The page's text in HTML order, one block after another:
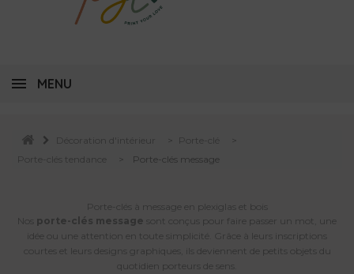
MENU
Décoration d'intérieur Porte-clé
Porte-clés tendance
Porte-clés message
Porte-clés à message en plexiglas et bois
Nos porte-clés message sont conçus pour faire passer un mot, une
idée ou une attention en toute simplicité. Grâce à leurs inscriptions
courtes et leurs designs graphiques, ils deviennent de petits objets du
quotidien porteurs de sens.